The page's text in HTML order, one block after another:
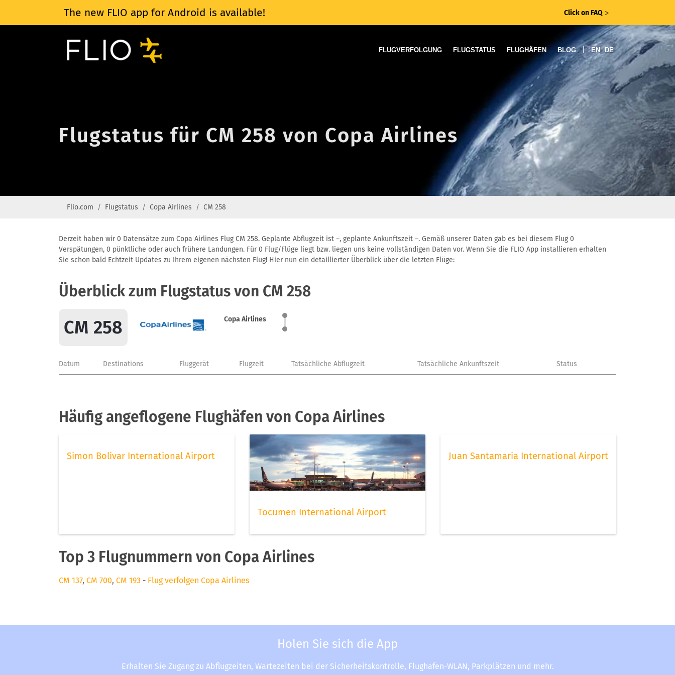
The new FLIO app for Android is available! Click on FAQ ᐳ
FLUGVERFOLGUNG FLUGSTATUS FLUGHÄFEN BLOG | EN DE
Flugstatus für CM 258 von Copa Airlines
Flio.com Flugstatus Copa Airlines CM 258
Derzeit haben wir 0 Datensätze zum Copa Airlines Flug CM 258. Geplante Abflugzeit ist –, geplante Ankunftszeit –. Gemäß unserer Daten gab es bei diesem Flug 0
Verspätungen, 0 pünktliche oder auch frühere Landungen. Für 0 Flug/Flüge liegt bzw. liegen uns keine vollständigen Daten vor. Wenn Sie die FLIO App installieren erhalten
Sie schon bald Echtzeit Updates zu Ihrem eigenen nächsten Flug! Hier nun ein detaillierter Überblick über die letzten Flüge:
Überblick zum Flugstatus von CM 258
CM 258 Copa Airlines
Datum Destinations Fluggerät Flugzeit Tatsächliche Abflugzeit Tatsächliche Ankunftszeit Status
Häufig angeflogene Flughäfen von Copa Airlines
Simon Bolivar International Airport
Tocumen International Airport
Juan Santamaria International Airport
Top 3 Flugnummern von Copa Airlines
CM 137, CM 700, CM 193 - Flug verfolgen Copa Airlines
Holen Sie sich die App
Erhalten Sie Zugang zu Abflugzeiten, Wartezeiten bei der Sicherheitskontrolle, Flughafen-WLAN, Parkplätzen und mehr.